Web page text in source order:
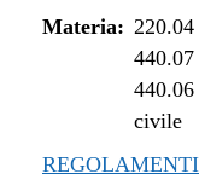
Materia: 220.04
440.07
440.06
civile